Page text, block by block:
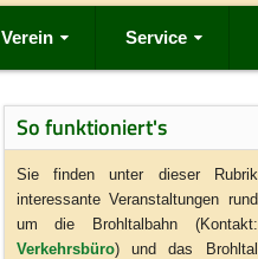
Verein Service
So funktioniert's
Sie finden unter dieser Rubrik
interessante Veranstaltungen rund
um die Brohltalbahn (Kontakt:
Verkehrsbüro) und das Brohltal